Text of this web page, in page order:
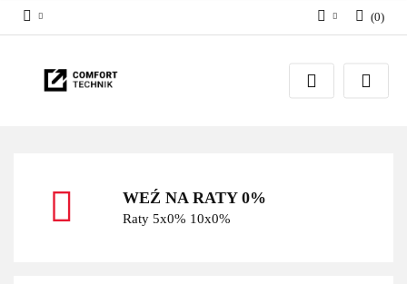
Zaloguj się
Zarejestruj się
(0)
WEŹ NA RATY 0%
Raty 5x0% 10x0%